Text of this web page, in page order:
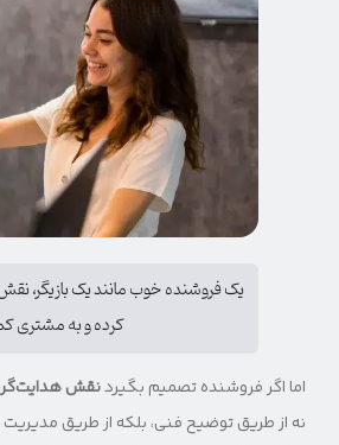
یک فروشنده خوب مانند یک بازیگر، نقش
کرده و به مشتری
اما اگر فروشنده تصمیم بگیردنقش هدایت‌گر
نه از طریق توضیح فنی، بلکه از طریق مدیریت